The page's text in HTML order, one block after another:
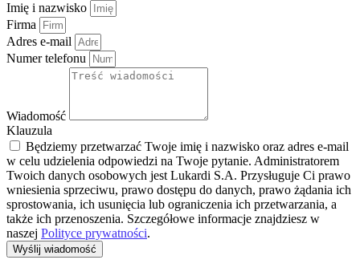
Imię i nazwisko
Firma
Adres e-mail
Numer telefonu
Wiadomość
Klauzula
Będziemy przetwarzać Twoje imię i nazwisko oraz adres e-mail
w celu udzielenia odpowiedzi na Twoje pytanie. Administratorem
Twoich danych osobowych jest Lukardi S.A. Przysługuje Ci prawo
wniesienia sprzeciwu, prawo dostępu do danych, prawo żądania ich
sprostowania, ich usunięcia lub ograniczenia ich przetwarzania, a
także ich przenoszenia. Szczegółowe informacje znajdziesz w
naszej Polityce prywatności.
Wyślij wiadomość